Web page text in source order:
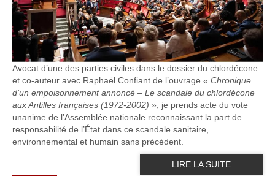
Avocat d’une des parties civiles dans le dossier du chlordécone
et co-auteur avec Raphaël Confiant de l’ouvrage « Chronique
d’un empoisonnement annoncé – Le scandale du chlordécone
aux Antilles françaises (1972-2002) » , je prends acte du vote
unanime de l’Assemblée nationale reconnaissant la part de
responsabilité de l’État dans ce scandale sanitaire,
environnemental et humain sans précédent.
LIRE LA SUITE